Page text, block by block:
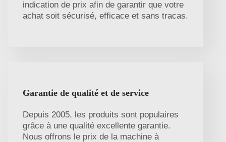
indication de prix afin de garantir que votre
achat soit sécurisé, efficace et sans tracas.
Garantie de qualité et de service
Depuis 2005, les produits sont populaires
grâce à une qualité excellente garantie.
Nous offrons le prix de la machine à